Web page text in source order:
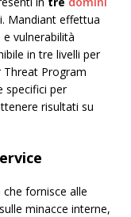
Mandiant effettua
vulnerabilità
in tre livelli per
Threat Program
specifici per
risultati su
fornisce alle
minacce interne,